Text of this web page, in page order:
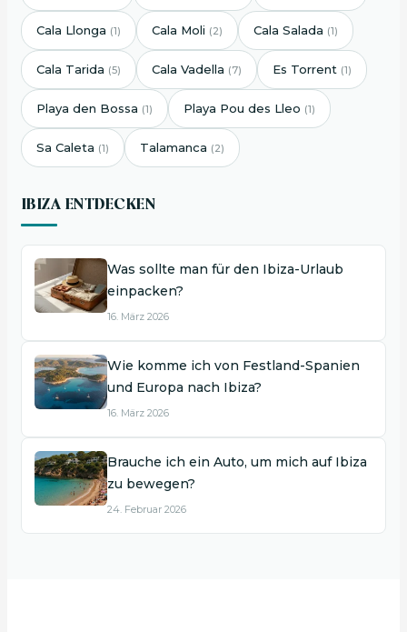
Cala Llonga (1) Cala Moli (2) Cala Salada (1)
Cala Tarida (5) Cala Vadella (7) Es Torrent (1)
Playa den Bossa (1) Playa Pou des Lleo (1)
Sa Caleta (1) Talamanca (2)
IBIZA ENTDECKEN
Was sollte man für den Ibiza-Urlaub
einpacken?
16. März 2026
Wie komme ich von Festland-Spanien
und Europa nach Ibiza?
16. März 2026
Brauche ich ein Auto, um mich auf Ibiza
zu bewegen?
24. Februar 2026